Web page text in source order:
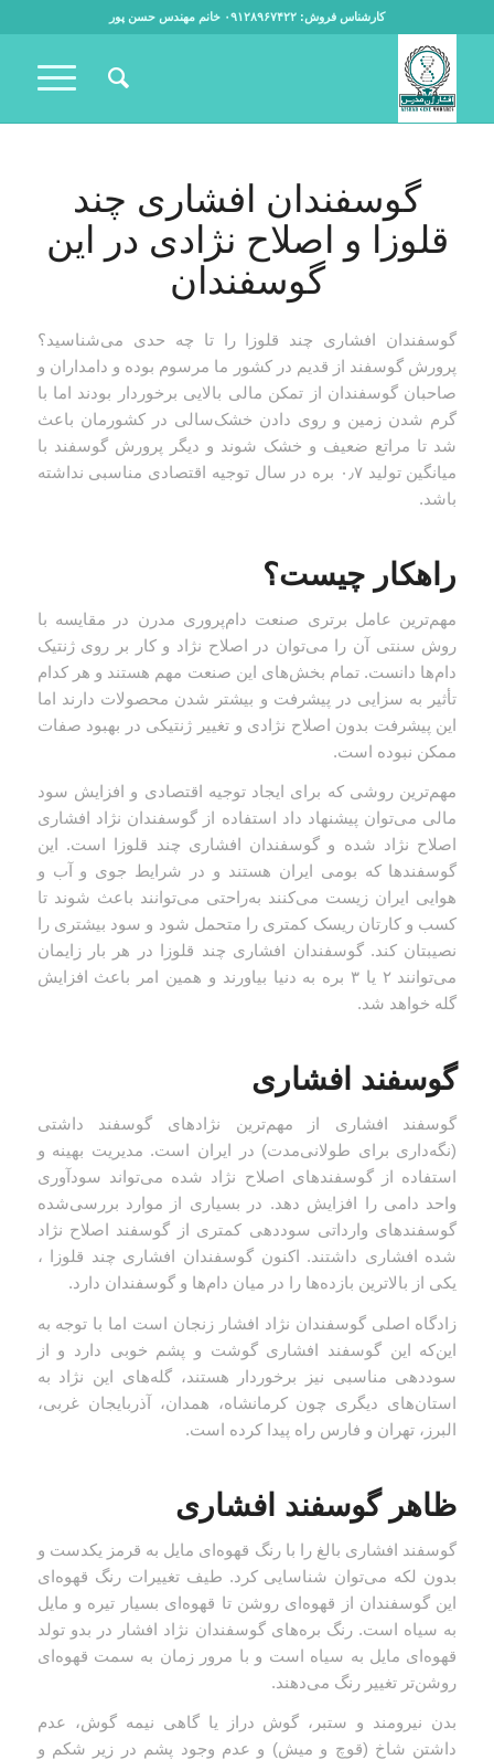
کارشناس فروش: ۰۹۱۲۸۹۶۷۴۲۲ خانم مهندس حسن پور
گوسفندان افشاری چند
قلوزا و اصلاح نژادی در این
گوسفندان
گوسفندان افشاری چند قلوزا را تا چه حدی می‌شناسید؟
پرورش گوسفند از قدیم در کشور ما مرسوم بوده و دامداران و
صاحبان گوسفندان از تمکن مالی بالایی برخوردار بودند اما با
گرم شدن زمین و روی دادن خشک‌سالی در کشورمان باعث
شد تا مراتع ضعیف و خشک شوند و دیگر پرورش گوسفند با
میانگین تولید ۰٫۷ بره در سال توجیه اقتصادی مناسبی نداشته
باشد.
راهکار چیست؟
مهم‌ترین عامل برتری صنعت دام‌پروری مدرن در مقایسه با
روش سنتی آن را می‌توان در اصلاح نژاد و کار بر روی ژنتیک
دام‌ها دانست. تمام بخش‌های این صنعت مهم هستند و هر کدام
تأثیر به سزایی در پیشرفت و بیشتر شدن محصولات دارند اما
این پیشرفت بدون اصلاح نژادی و تغییر ژنتیکی در بهبود صفات
ممکن نبوده است.
مهم‌ترین روشی که برای ایجاد توجیه اقتصادی و افزایش سود
مالی می‌توان پیشنهاد داد استفاده از گوسفندان نژاد افشاری
اصلاح نژاد شده و گوسفندان افشاری چند قلوزا است. این
گوسفندها که بومی ایران هستند و در شرایط جوی و آب و
هوایی ایران زیست می‌کنند به‌راحتی می‌توانند باعث شوند تا
کسب و کارتان ریسک کمتری را متحمل شود و سود بیشتری را
نصیبتان کند. گوسفندان افشاری چند قلوزا در هر بار زایمان
می‌توانند ۲ یا ۳ بره به دنیا بیاورند و همین امر باعث افزایش
گله خواهد شد.
گوسفند افشاری
گوسفند افشاری از مهم‌ترین نژادهای گوسفند داشتی
(نگه‌داری برای طولانی‌مدت) در ایران است. مدیریت بهینه و
استفاده از گوسفندهای اصلاح نژاد شده می‌تواند سودآوری
واحد دامی را افزایش دهد. در بسیاری از موارد بررسی‌شده
گوسفندهای وارداتی سوددهی کمتری از گوسفند اصلاح نژاد
شده افشاری داشتند. اکنون گوسفندان افشاری چند قلوزا ،
یکی از بالاترین بازده‌ها را در میان دام‌ها و گوسفندان دارد.
زادگاه اصلی گوسفندان نژاد افشار زنجان است اما با توجه به
این‌که این گوسفند افشاری گوشت و پشم خوبی دارد و از
سوددهی مناسبی نیز برخوردار هستند، گله‌های این نژاد به
استان‌های دیگری چون کرمانشاه، همدان، آذربایجان غربی،
البرز، تهران و فارس راه پیدا کرده است.
ظاهر گوسفند افشاری
گوسفند افشاری بالغ را با رنگ قهوه‌ای مایل به قرمز یکدست و
بدون لکه می‌توان شناسایی کرد. طیف تغییرات رنگ قهوه‌ای
این گوسفندان از قهوه‌ای روشن تا قهوه‌ای بسیار تیره و مایل
به سیاه است. رنگ بره‌های گوسفندان نژاد افشار در بدو تولد
قهوه‌ای مایل به سیاه است و با مرور زمان به سمت قهوه‌ای
روشن‌تر تغییر رنگ می‌دهند.
بدن نیرومند و ستبر، گوش دراز یا گاهی نیمه گوش، عدم
داشتن شاخ (قوچ و میش) و عدم وجود پشم در زیر شکم و